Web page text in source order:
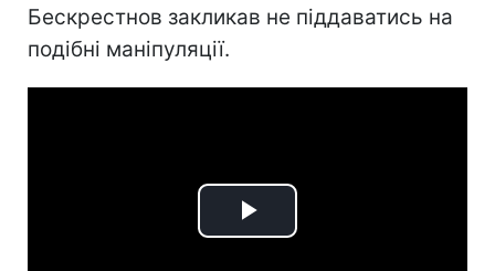
Бескрестнов закликав не піддаватись на
подібні маніпуляції.
Play